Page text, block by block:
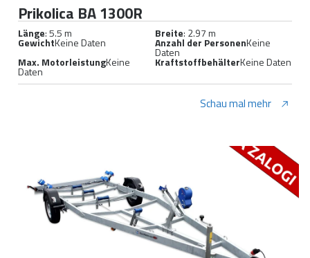
Prikolica BA 1300R
Länge: 5.5 m Breite: 2.97 m
GewichtKeine Daten Anzahl der PersonenKeine
Daten
Max. MotorleistungKeine
Daten
KraftstoffbehälterKeine Daten
Schau mal mehr